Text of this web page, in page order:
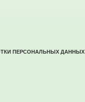
ПЕРСОНАЛЬНЫХ ДАННЫХ